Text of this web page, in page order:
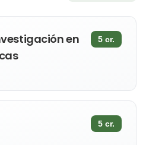
en
5 cr.
5 cr.